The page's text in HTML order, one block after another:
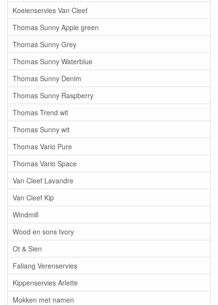
Koeienservies Van Cleef
Thomas Sunny Apple green
Thomas Sunny Grey
Thomas Sunny Waterblue
Thomas Sunny Denim
Thomas Sunny Raspberry
Thomas Trend wit
Thomas Sunny wit
Thomas Vario Pure
Thomas Vario Space
Van Cleef Lavandre
Van Cleef Kip
Windmill
Wood en sons Ivory
Ot & Sien
Faliang Verenservies
Kippenservies Arlette
Mokken met namen